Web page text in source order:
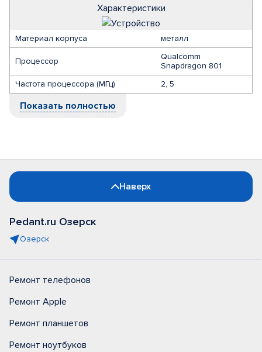
Характеристики
Материал корпуса металл
Процессор
Qualcomm
Snapdragon 801
Частота процессора (МГц)
2, 5
Показать полностью
Наверх
Pedant.ru Озерск
Озерск
Ремонт телефонов
Ремонт Apple
Ремонт планшетов
Ремонт ноутбуков